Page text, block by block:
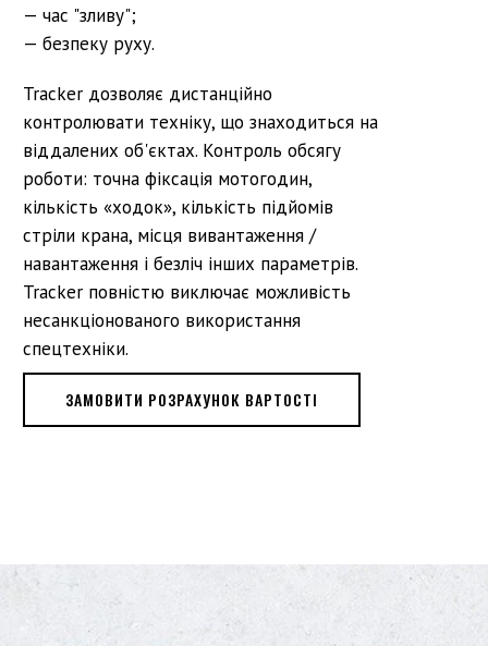
— час "зливу";
— безпеку руху.
Tracker дозволяє дистанційно
контролювати техніку, що знаходиться на
віддалених об'єктах. Контроль обсягу
роботи: точна фіксація мотогодин,
кількість «ходок», кількість підйомів
стріли крана, місця вивантаження /
навантаження і безліч інших параметрів.
Tracker повністю виключає можливість
несанкціонованого використання
спецтехніки.
ЗАМОВИТИ РОЗРАХУНОК ВАРТОСТІ